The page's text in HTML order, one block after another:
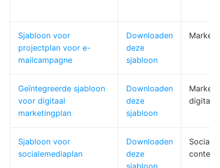
Sjabloon voor
projectplan voor e-
mailcampagne
Downloaden
deze
sjabloon
Geïntegreerde sjabloon
voor digitaal
marketingplan
Downloaden
deze
sjabloon
digitale
Sjabloon voor
socialemediaplan
Downloaden
deze
sjabloon